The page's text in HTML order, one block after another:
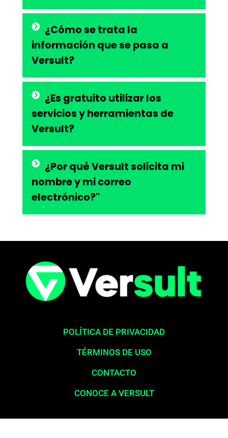
¿Cómo se trata la
información que se pasa a
Versult?
¿Es gratuito utilizar los
servicios y herramientas de
Versult?
¿Por qué Versult solicita mi
nombre y mi correo
electrónico?"
POLÍTICA DE PRIVACIDAD
TÉRMINOS DE USO
CONTACTO
CONOCE A VERSULT